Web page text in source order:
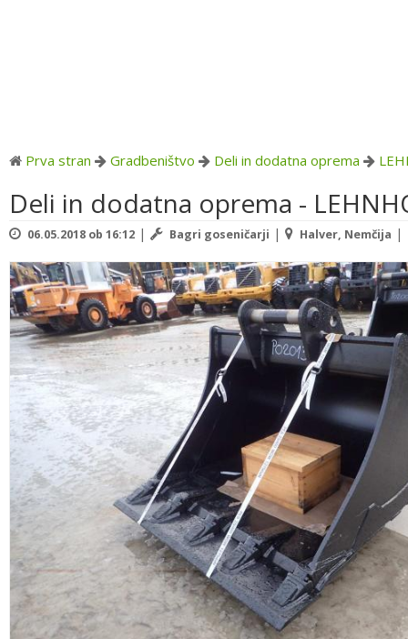
Prva stran Gradbeništvo Deli in dodatna oprema
Deli in dodatna oprema -
06.05.2018 ob 16:12 | Bagri goseničarji | Halver, Nemčija |